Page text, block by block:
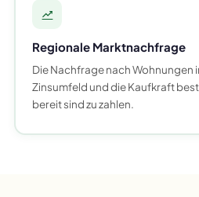
Regionale Marktnachfrage
Die Nachfrage nach Wohnungen
Zinsumfeld und die Kaufkraft
bereit sind zu zahlen.